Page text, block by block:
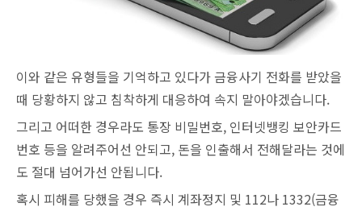
이와 같은 유형들을 기억하고 있다가 금융사기 전화를 받았을
때 당황하지 않고 침착하게 대응하여 속지 말아야겠습니다.
그리고 어떠한 경우라도 통장 비밀번호, 인터넷뱅킹 보안카드
번호 등을 알려주어선 안되고, 돈을 인출해서 전해달라는 것에
도 절대 넘어가선 안됩니다.
혹시 피해를 당했을 경우 즉시 계좌정지 및 112나 1332(금융